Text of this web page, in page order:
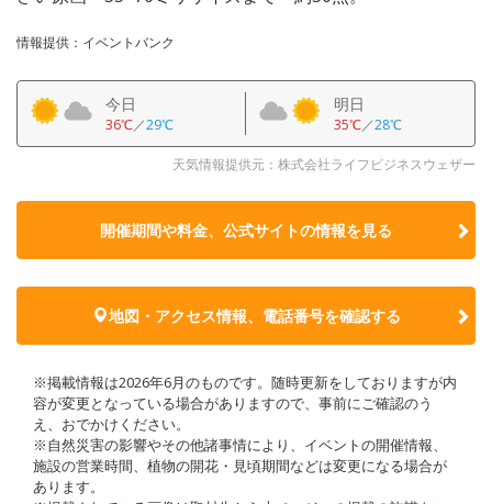
情報提供：イベントバンク
今日
36℃／29℃
明日
35℃／28℃
天気情報提供元：株式会社ライフビジネスウェザー
開催期間や料金、公式サイトの情報を見る
地図・アクセス情報、電話番号を確認する
※掲載情報は2026年6月のものです。随時更新をしておりますが内
容が変更となっている場合がありますので、事前にご確認のう
え、おでかけください。
※自然災害の影響やその他諸事情により、イベントの開催情報、
施設の営業時間、植物の開花・見頃期間などは変更になる場合が
あります。